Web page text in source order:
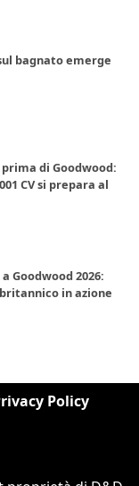
bagnato emerge
di Goodwood:
CV si prepara al
Goodwood 2026:
in azione
Policy